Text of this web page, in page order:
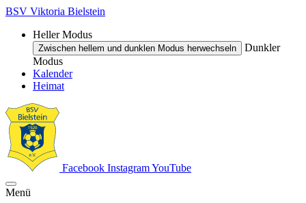
BSV Viktoria Bielstein
Heller Modus
Zwischen hellem und dunklen Modus herwechseln
Dunkler
Modus
Kalender
Heimat
Facebook InstagramYouTube
Menü